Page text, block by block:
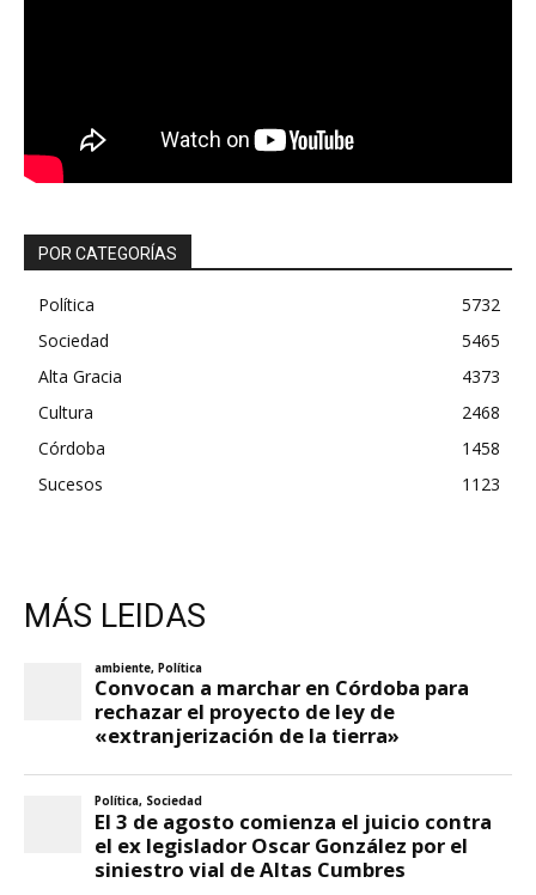
POR CATEGORÍAS
Política
5732
Sociedad
5465
Alta Gracia
4373
Cultura
2468
Córdoba
1458
Sucesos
1123
MÁS LEIDAS